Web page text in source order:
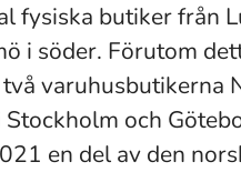
fysiska butiker från
i söder. Förutom
varuhusbutikerna
Stockholm och
en del av den